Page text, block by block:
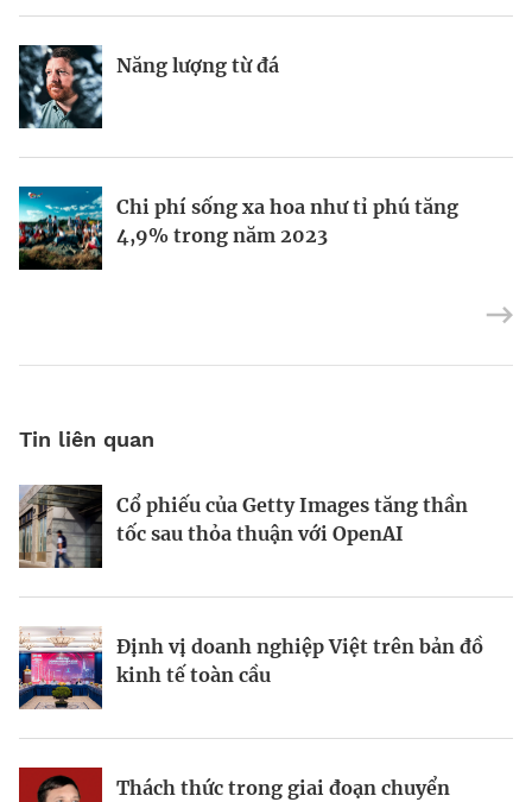
Năng lượng từ đá
Chi phí sống xa hoa như tỉ phú tăng
4,9% trong năm 2023
Nếu biết tận dụng, AI sẽ giúp điều hành
công ty tốt hơn
Định vị doanh nghiệp Việt trên bản đồ
kinh tế toàn cầu
Kết nối liên vùng: Đòn bẩy chiến lược
Mukesh Ambani sắp chuyển giao quyền
điều hành Reliance Industries cho các
Tin liên quan
Cổ phiếu của Getty Images tăng thần
tốc sau thỏa thuận với OpenAI
Định vị doanh nghiệp Việt trên bản đồ
kinh tế toàn cầu
Thách thức trong giai đoạn chuyển
Động lực và những “điểm nghẽn” trên
hành trình kiến thiết đô thị xanh
Bất động sản công nghiệp xanh: sức
mạnh từ công nghệ và vốn
Từ hài hòa đến hưng thịnh: Phụ nữ
World Bank: Việt Nam cần điều chỉnh
mô hình tăng trưởng
Bà Đặng Minh Phương: Mạnh dạn đón
cơ hội, tạo dấu ấn mới
Viết lại chiến lược kinh doanh trong